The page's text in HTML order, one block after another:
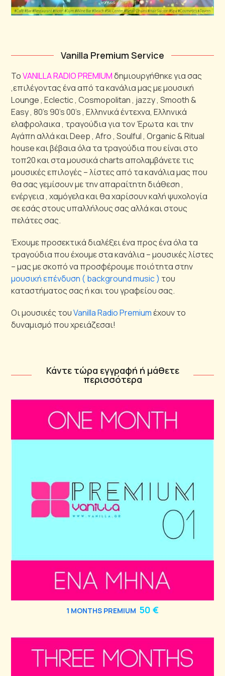
Vanilla Premium Service
ΤοVANILLA RADIO PREMIUMδημιουργήθηκε για σας
,επιλέγοντας ένα από τα κανάλια μας με μουσική
Lounge , Eclectic , Cosmopolitan , jazzy , Smooth &
Easy , 80’s 90’s 00’s , Ελληνικά έντεχνα, Ελληνικά
ελαφρολαικα , τραγούδια για τον Έρωτα και την
Αγάπη αλλά και Deep , Afro , Soulful , Organic & Ritual
house και βέβαια όλα τα τραγούδια που είναι στο
τοπ20 και στα μουσικά charts απολαμβάνετε τις
μουσικές επιλογές – λίστες από τα κανάλια μας που
θα σας γεμίσουν με την απαραίτητη διάθεση ,
ενέργεια , χαμόγελα και θα χαρίσουν καλή ψυχολογία
σε εσάς στους υπαλλήλους σας αλλά και στους
πελάτες σας.
Έχουμε προσεκτικά διαλέξει ένα προς ένα όλα τα
τραγούδια που έχουμε στα κανάλια – μουσικές λίστες
– μας με σκοπό να προσφέρουμε ποιότητα στην
μουσική επένδυση ( background music ) του
καταστήματος σας ή και του γραφείου σας.
Οι μουσικές τουVanilla Radio Premiumέχουν το
δυναμισμό που χρειάζεσαι!
Κάντε τώρα εγγραφή ή μάθετε
περισσότερα
1 MONTHS PREMIUM 50 €